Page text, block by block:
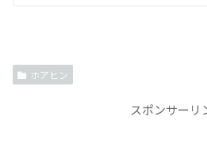
ホアヒン
スポンサーリ